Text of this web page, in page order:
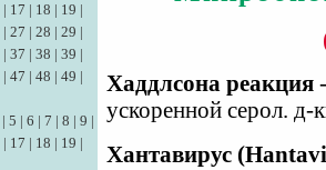
| 17 | 18 | 19 |
| 27 | 28 | 29 |
| 37 | 38 | 39 |
| 47 | 48 | 49 |
| 5 | 6 | 7 | 8 | 9 |
| 17 | 18 | 19 |
Хаддлсона реакция
ускоренной серол. д-
Хантавирус